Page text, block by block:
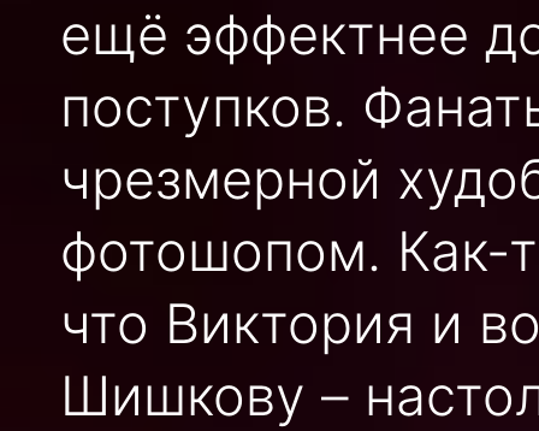
ещё эффектнее
поступков.
чрезмерной
фотошопом. Как-
что Виктория и
Шишкову –